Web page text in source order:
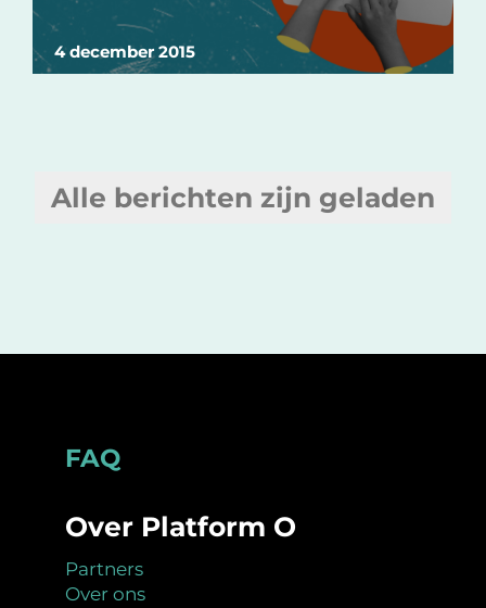
4 december 2015
Alle berichten zijn geladen
Footer
FAQ
Over Platform O
Partners
Over ons